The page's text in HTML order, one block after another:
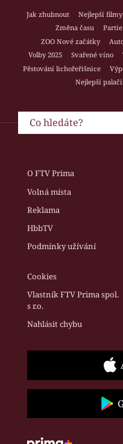
Jak zhubnout Nejlepší filmy
Změna času
Partie
ZOO Nové začátky
Volby 2025
Svařené víno
Pěstování lichořeřišnice
Nejlepší
O FTV Prima
Volná místa
Reklama
HbbTV
Podmínky užívání
Cookies
Vlastník FTV Prima spol.
s r.o.
Nahlásit chybu